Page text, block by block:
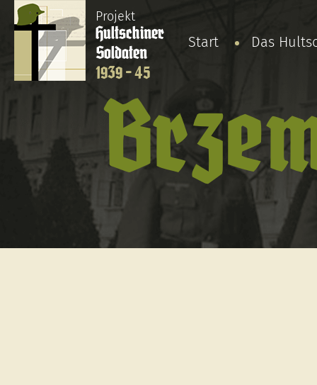
Projekt
Hultschiner
Soldaten
1939 - 45
Start Das